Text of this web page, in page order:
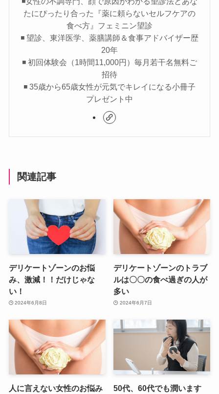
たにぴったり合った『薬に頼らないセルフケアの
食べ方』フェミニン望診
◾️ 望診、東洋医学、薬膳講師＆食事アドバイザー歴
20年
◾️ 初回体験会（1時間11,000円）毎月若干名無料ご
招待
◾️ 35歳から65歳女性が元気でキレイになる小冊子
プレゼント中
関連記事
デリケートゾーンのお悩
み、激減！！だけじゃな
い！
2024年6月8日
デリケートゾーンのトラブ
ルは〇〇の食べ過ぎの人が
多い
2024年6月7日
人に言えない女性のお悩み
50代、60代でも潤います